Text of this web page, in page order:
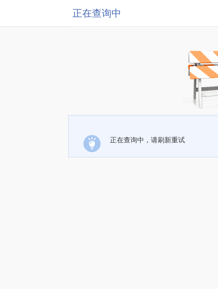
正在查询中
正在查询中，请刷新重试